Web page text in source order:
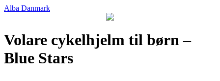
Alba Danmark
Volare cykelhjelm til børn –
Blue Stars